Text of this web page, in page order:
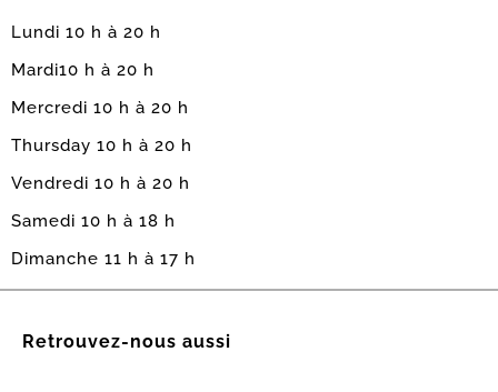
Lundi 10 h à 20 h
Mardi10 h à 20 h
Mercredi 10 h à 20 h
Thursday 10 h à 20 h
Vendredi 10 h à 20 h
Samedi 10 h à 18 h
Dimanche 11 h à 17 h
Retrouvez-nous aussi